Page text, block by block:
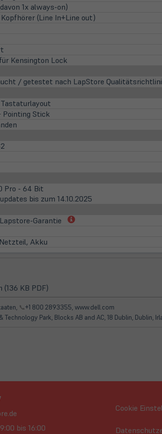
1x always-on)
(Line In+Line out)
Kensington Lock
/ getestet nach LapStore
Pointing Stick
Pro - 64 Bit
bis zum 14.10.2025
Garantie
(öffnet
Akku
KB PDF)
in
neuem
Tab)
📞+1 800 2893355, www.dell.com
Park, Blocks AB and AC, 18 Dublin, Dublin,
bis 16:00
Cookie